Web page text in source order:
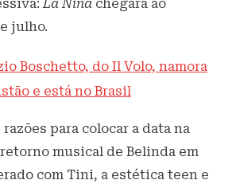
La Niña chegará ao
julho.
Boschetto, do Il Volo, namora
e está no Brasil
para colocar a data na
musical de Belinda em
com Tini, a estética teen e